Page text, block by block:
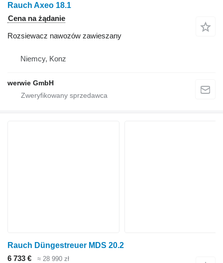
Rauch Axeo 18.1
Cena na żądanie
Rozsiewacz nawozów zawieszany
Niemcy, Konz
werwie GmbH
Rauch Düngestreuer MDS 20.2
6 733 €
≈ 28 990 zł